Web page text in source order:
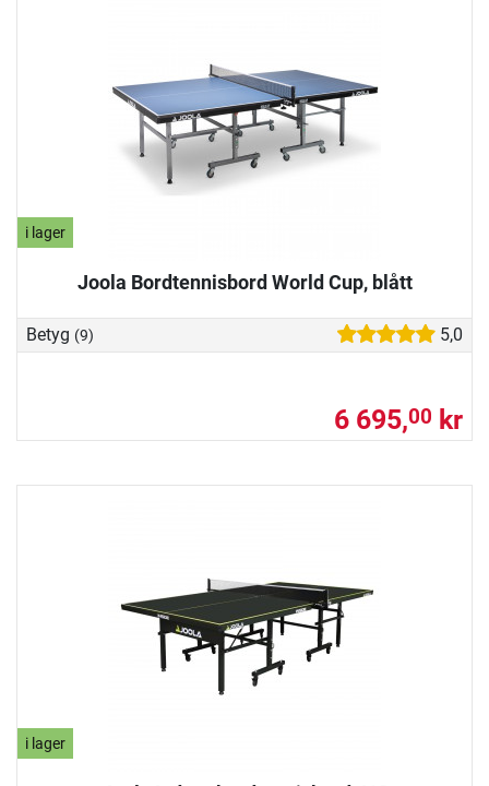
i lager
Joola Bordtennisbord World Cup, blått
Betyg (9) 5,0
6 695,00 kr
i lager